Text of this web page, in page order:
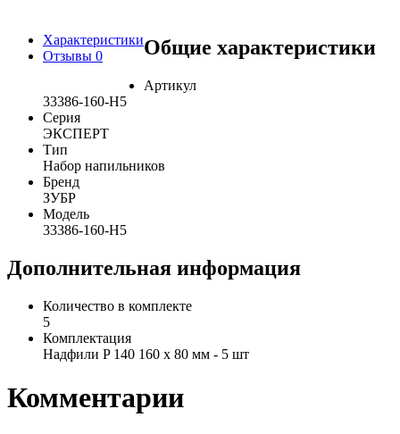
Характеристики
Отзывы 0 Общие характеристики
Артикул
33386-160-H5
Серия
ЭКСПЕРТ
Тип
Набор напильников
Бренд
ЗУБР
Модель
33386-160-H5
Дополнительная информация
Количество в комплекте
5
Комплектация
Надфили P 140 160 x 80 мм - 5 шт
Комментарии